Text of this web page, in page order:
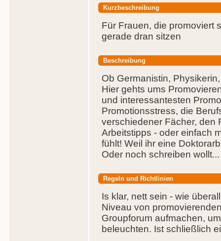
Kurzbeschreibung
Für Frauen, die promoviert
gerade dran sitzen
Beschreibung
Ob Germanistin,
Hier gehts ums
und interessantesten
Promotionsstress, die
verschiedener Fächer, den
Arbeitstipps - oder einfach
fühlt! Weil ihr eine
Oder noch schreiben wollt...
Regeln und Richtlinien
Is klar, nett sein - wie
Niveau von
Groupforum aufmachen,
beleuchten. Ist schließlich